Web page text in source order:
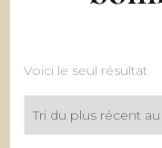
Voici le seul résultat